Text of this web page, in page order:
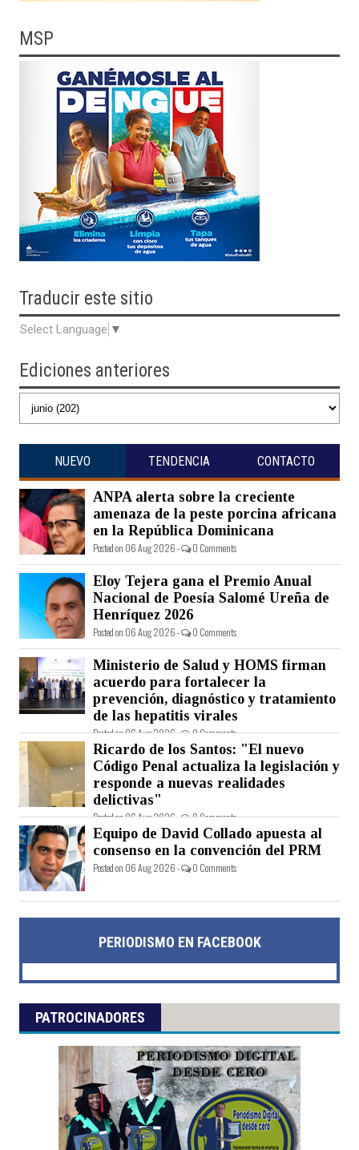
MSP
Traducir este sitio
Select Language ▼
Ediciones anteriores
NUEVO TENDENCIA CONTACTO
ANPA alerta sobre la creciente
amenaza de la peste porcina africana
en la República Dominicana
Posted on 06 Aug 2026 - 0 Comments
Eloy Tejera gana el Premio Anual
Nacional de Poesía Salomé Ureña de
Henríquez 2026
Posted on 06 Aug 2026 - 0 Comments
Ministerio de Salud y HOMS firman
acuerdo para fortalecer la
prevención, diagnóstico y tratamiento
de las hepatitis virales
Posted on 06 Aug 2026 - 0 Comments
Ricardo de los Santos: "El nuevo
Código Penal actualiza la legislación y
responde a nuevas realidades
delictivas"
Posted on 06 Aug 2026 - 0 Comments
Equipo de David Collado apuesta al
consenso en la convención del PRM
Posted on 06 Aug 2026 - 0 Comments
PERIODISMO EN FACEBOOK
PATROCINADORES